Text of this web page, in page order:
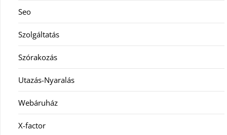
Seo
Szolgáltatás
Szórakozás
Utazás-Nyaralás
Webáruház
X-factor